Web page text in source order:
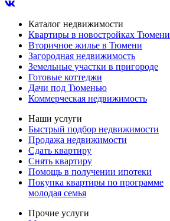
Каталог недвижимости
Квартиры в новостройках Тюмени
Вторичное жилье в Тюмени
Загородная недвижимость
Земельные участки в пригороде
Готовые коттеджи
Дачи под Тюменью
Коммерческая недвижимость
Наши услуги
Быстрый подбор недвижимости
Продажа недвижимости
Сдать квартиру
Снять квартиру
Помощь в получении ипотеки
Покупка квартиры по программе
молодая семья
Прочие услуги